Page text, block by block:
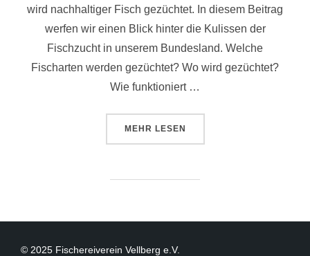
wird nachhaltiger Fisch gezüchtet. In diesem Beitrag
werfen wir einen Blick hinter die Kulissen der
Fischzucht in unserem Bundesland. Welche
Fischarten werden gezüchtet? Wo wird gezüchtet?
Wie funktioniert …
MEHR LESEN
© 2025 Fischereiverein Vellberg e.V.